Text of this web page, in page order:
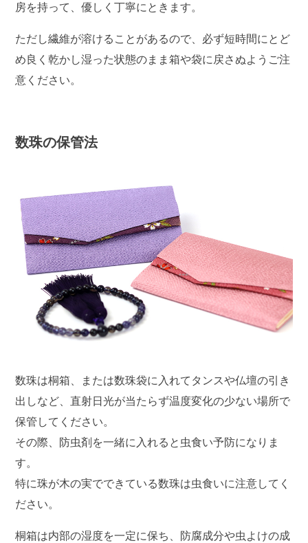
房を持って、優しく丁寧にときます。
ただし繊維が溶けることがあるので、必ず短時間にとど
め良く乾かし湿った状態のまま箱や袋に戻さぬようご注
意ください。
数珠の保管法
数珠は桐箱、または数珠袋に入れてタンスや仏壇の引き
出しなど、直射日光が当たらず温度変化の少ない場所で
保管してください。
その際、防虫剤を一緒に入れると虫食い予防になりま
す。
特に珠が木の実でできている数珠は虫食いに注意してく
ださい。
桐箱は内部の湿度を一定に保ち、防腐成分や虫よけの成